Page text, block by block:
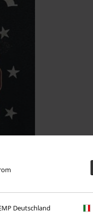
Deutschland